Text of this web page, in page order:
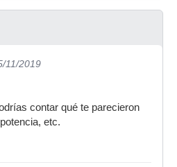
11/2019
contar qué te parecieron
etc.